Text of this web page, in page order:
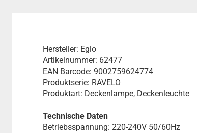
Hersteller: Eglo
Artikelnummer: 62477
EAN Barcode: 9002759624774
Produktserie: RAVELO
Produktart: Deckenlampe, Deckenleuchte
Technische Daten
Betriebsspannung: 220-240V 50/60Hz